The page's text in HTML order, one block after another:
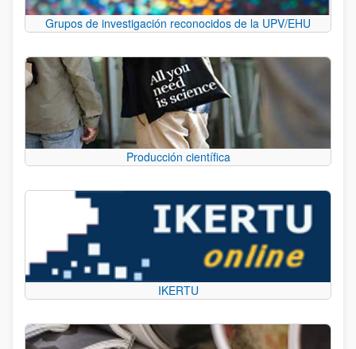
Grupos de investigación reconocidos de la UPV/EHU
Producción científica
IKERTU